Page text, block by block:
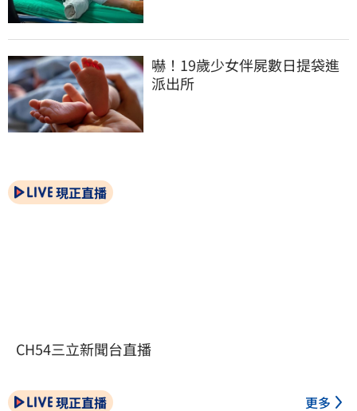
嚇！19歲少女伴屍數日提袋進
派出所
現正直播
CH54三立新聞台直播
現正直播 更多